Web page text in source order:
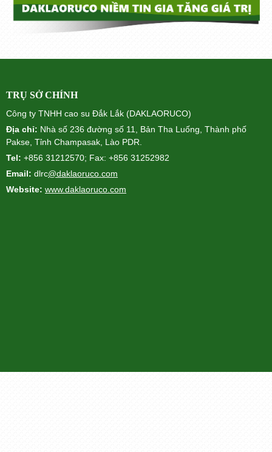
TRỤ SỞ CHÍNH
Công ty TNHH cao su Đắk Lắk (DAKLAORUCO)
Địa chỉ: Nhà số 236 đường số 11, Bản Tha Luống, Thành phố
Pakse, Tỉnh Champasak, Lào PDR.
Tel: +856 31212570; Fax: +856 31252982
Email: dlrc@daklaoruco.com
Website: www.daklaoruco.com